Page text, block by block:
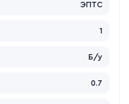
ЭПТС
1
Б/у
0.7